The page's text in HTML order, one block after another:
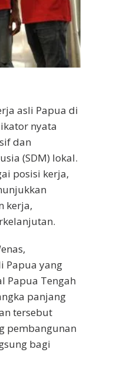
asli Papua di
nyata
dan
(SDM) lokal.
posisi kerja,
kerja,
Papua yang
Papua Tengah
panjang
tersebut
pembangunan
bagi